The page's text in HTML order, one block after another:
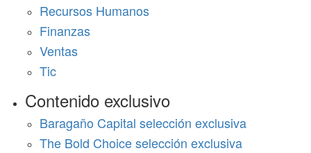
Recursos Humanos
Finanzas
Ventas
Tic
Contenido exclusivo
Baragaño Capital selección exclusiva
The Bold Choice selección exclusiva